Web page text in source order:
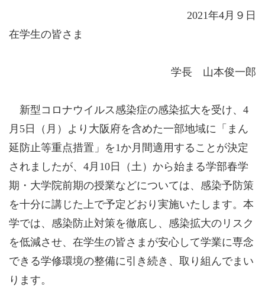
2021年4月９日
在学生の皆さま
学長 山本俊一郎
新型コロナウイルス感染症の感染拡大を受け、4
月5日（月）より大阪府を含めた一部地域に「まん
延防止等重点措置」を1か月間適用することが決定
されましたが、4月10日（土）から始まる学部春学
期・大学院前期の授業などについては、感染予防策
を十分に講じた上で予定どおり実施いたします。本
学では、感染防止対策を徹底し、感染拡大のリスク
を低減させ、在学生の皆さまが安心して学業に専念
できる学修環境の整備に引き続き、取り組んでまい
ります。